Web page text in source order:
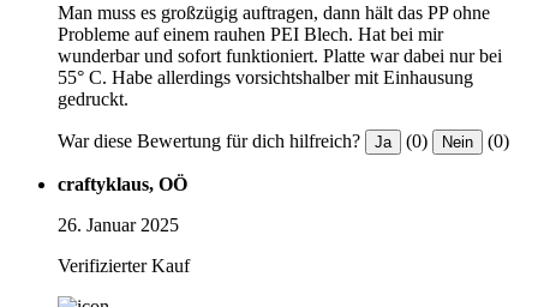
Man muss es großzügig auftragen, dann hält das PP ohne
Probleme auf einem rauhen PEI Blech. Hat bei mir
wunderbar und sofort funktioniert. Platte war dabei nur bei
55° C. Habe allerdings vorsichtshalber mit Einhausung
gedruckt.
War diese Bewertung für dich hilfreich? Ja (0) Nein (0)
craftyklaus, OÖ
26. Januar 2025
Verifizierter Kauf